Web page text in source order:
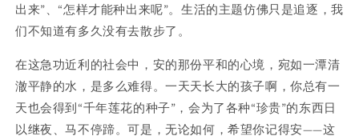
出来”、“怎样才能种出来呢”。生活的主题仿佛只是追逐，我
们不知道有多久没有去散步了。
在这急功近利的社会中，安的那份平和的心境，宛如一潭清
澈平静的水，是多么难得。一天天长大的孩子啊，你总有一
天也会得到“千年莲花的种子”，会为了各种“珍贵”的东西日
以继夜、马不停蹄。可是，无论如何，希望你记得安——这